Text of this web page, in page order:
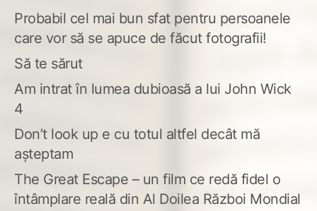
Probabil cel mai bun sfat pentru persoanele
care vor să se apuce de făcut fotografii!
Să te sărut
Am intrat în lumea dubioasă a lui John Wick
4
Don’t look up e cu totul altfel decât mă
așteptam
The Great Escape – un film ce redă fidel o
întâmplare reală din Al Doilea Război Mondial